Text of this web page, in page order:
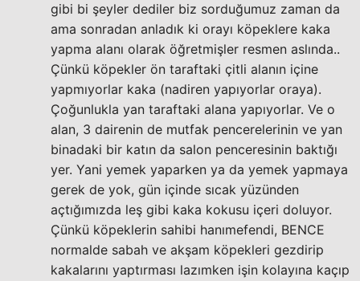
gibi bi şeyler dediler biz sorduğumuz zaman da
ama sonradan anladık ki orayı köpeklere kaka
yapma alanı olarak öğretmişler resmen aslında..
Çünkü köpekler ön taraftaki çitli alanın içine
yapmıyorlar kaka (nadiren yapıyorlar oraya).
Çoğunlukla yan taraftaki alana yapıyorlar. Ve o
alan, 3 dairenin de mutfak pencerelerinin ve yan
binadaki bir katın da salon penceresinin baktığı
yer. Yani yemek yaparken ya da yemek yapmaya
gerek de yok, gün içinde sıcak yüzünden
açtığımızda leş gibi kaka kokusu içeri doluyor.
Çünkü köpeklerin sahibi hanımefendi, BENCE
normalde sabah ve akşam köpekleri gezdirip
kakalarını yaptırması lazımken işin kolayına kaçıp